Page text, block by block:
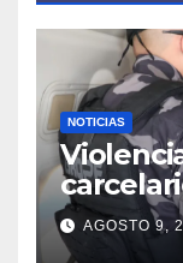
NOTICIAS
primera
AGOSTO 9,